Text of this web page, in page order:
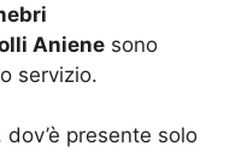
Aniene sono
servizio.
presente solo